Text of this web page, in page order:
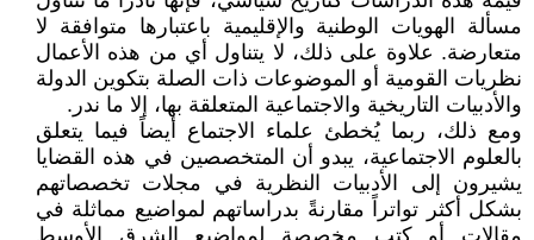
مسألة الهويات الوطنية والإقليمية باعتبارها متوافقة لا
متعارضة. علاوة على ذلك، لا يتناول أي من هذه الأعمال
نظريات القومية أو الموضوعات ذات الصلة بتكوين الدولة
والأدبيات التاريخية والاجتماعية المتعلقة بها، إلا ما ندر.
ومع ذلك، ربما يُخطئ علماء الاجتماع أيضاً فيما يتعلق
بالعلوم الاجتماعية، يبدو أن المتخصصين في هذه القضايا
يشيرون إلى الأدبيات النظرية في مجلات تخصصاتهم
بشكل أكثر تواتراً مقارنةً بدراساتهم لمواضيع مماثلة في